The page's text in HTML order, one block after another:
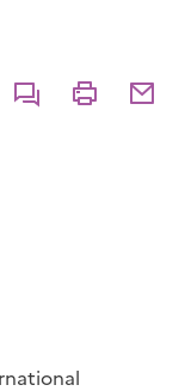
CommenterImprimer